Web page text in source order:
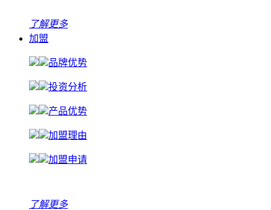
了解更多
加盟
品牌优势
投资分析
产品优势
加盟理由
加盟申请
了解更多